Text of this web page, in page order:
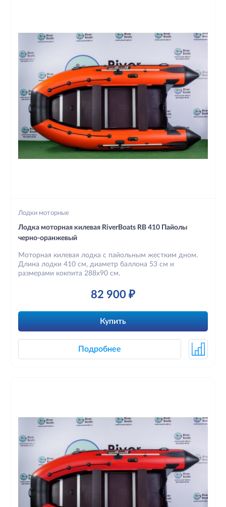
Лодки моторные
Лодка моторная килевая RiverBoats RB 410 Пайолы
черно-оранжевый
Моторная килевая лодка с пайольным жестким дном.
Длина лодки 410 см, диаметр баллона 53 см и
размерами кокпита 288х90 см.
82 900 ₽
Купить
Подробнее